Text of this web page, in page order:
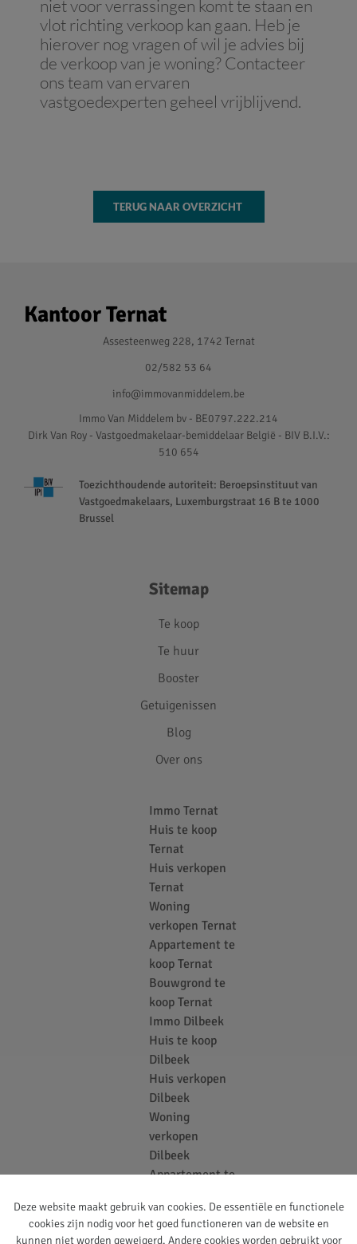
niet voor verrassingen komt te staan en
vlot richting verkoop kan gaan. Heb je
hierover nog vragen of wil je advies bij
de verkoop van je woning? Contacteer
ons team van ervaren
vastgoedexperten geheel vrijblijvend.
TERUG NAAR OVERZICHT
Kantoor Ternat
Assesteenweg 228, 1742 Ternat
02/582 53 64
info@immovanmiddelem.be
Immo Van Middelem bv - BE0797.222.214
Dirk Van Roy - Vastgoedmakelaar-bemiddelaar België - BIV B.I.V.:
510 654
Toezichthoudende autoriteit: Beroepsinstituut van
Vastgoedmakelaars, Luxemburgstraat 16 B te 1000
Brussel
Sitemap
Te koop
Te huur
Booster
Getuigenissen
Blog
Over ons
Immo Ternat
Huis te koop
Ternat
Huis verkopen
Ternat
Woning
verkopen Ternat
Appartement te
koop Ternat
Bouwgrond te
koop Ternat
Immo Dilbeek
Huis te koop
Dilbeek
Huis verkopen
Dilbeek
Woning
verkopen
Dilbeek
Appartement te
Bouwgrond te
koop Dilbeek
Deze website maakt gebruik van cookies. De essentiële en functionele
cookies zijn nodig voor het goed functioneren van de website en
kunnen niet worden geweigerd. Andere cookies worden gebruikt voor